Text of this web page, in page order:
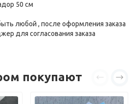
50 см
любой , после оформления заказа
для согласования заказа
покупают